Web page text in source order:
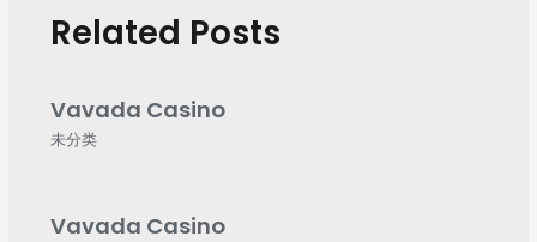
Related Posts
Vavada Casino
未分类
Vavada Casino